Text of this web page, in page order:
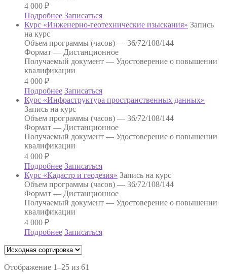
4 000 ₽
Подробнее Записаться
Курс «Инженерно-геотехнические изыскания» Запись
на курс
Объем программы (часов) — 36/72/108/144
Формат — Дистанционное
Получаемый документ — Удостоверение о повышении
квалификации
4 000 ₽
Подробнее Записаться
Курс «Инфраструктура пространственных данных»
Запись на курс
Объем программы (часов) — 36/72/108/144
Формат — Дистанционное
Получаемый документ — Удостоверение о повышении
квалификации
4 000 ₽
Подробнее Записаться
Курс «Кадастр и геодезия» Запись на курс
Объем программы (часов) — 36/72/108/144
Формат — Дистанционное
Получаемый документ — Удостоверение о повышении
квалификации
4 000 ₽
Подробнее Записаться
Отображение 1–25 из 61